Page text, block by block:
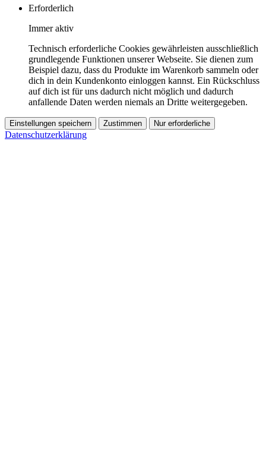
Erforderlich
Immer aktiv
Technisch erforderliche Cookies gewährleisten ausschließlich
grundlegende Funktionen unserer Webseite. Sie dienen zum
Beispiel dazu, dass du Produkte im Warenkorb sammeln oder
dich in dein Kundenkonto einloggen kannst. Ein Rückschluss
auf dich ist für uns dadurch nicht möglich und dadurch
anfallende Daten werden niemals an Dritte weitergegeben.
Einstellungen speichern Zustimmen Nur erforderliche
Datenschutzerklärung